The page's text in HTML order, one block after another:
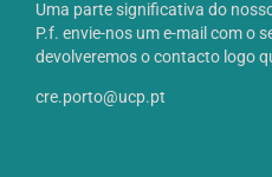
Uma parte significativa do
P.f. envie-nos um e-mail com o
devolveremos o contacto logo
cre.porto@ucp.pt